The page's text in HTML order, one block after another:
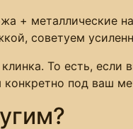
+ металлические
советуем
То есть, если
конкретно под ваш